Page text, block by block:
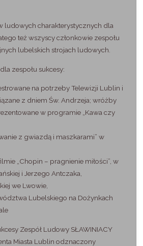
ludowych charakterystycznych dla
też wszyscy członkowie zespołu
lubelskich strojach ludowych.
zespołu sukcesy:
na potrzeby Telewizji Lublin i
z dniem Św. Andrzeja; wróżby
w programie „Kawa czy
z gwiazdą i maszkarami” w
„Chopin – pragnienie miłości”, w
i Jerzego Antczaka,
we Lwowie,
Lubelskiego na Dożynkach
Zespół Ludowy SŁAWINIACY
Miasta Lublin odznaczony